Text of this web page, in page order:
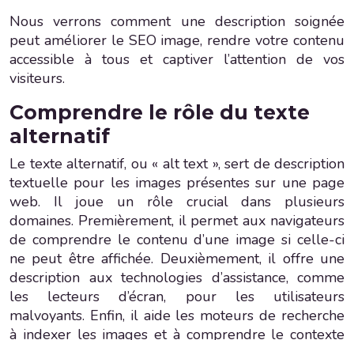
Nous verrons comment une description soignée
peut améliorer le SEO image, rendre votre contenu
accessible à tous et captiver l’attention de vos
visiteurs.
Comprendre le rôle du texte
alternatif
Le texte alternatif, ou « alt text », sert de description
textuelle pour les images présentes sur une page
web. Il joue un rôle crucial dans plusieurs
domaines. Premièrement, il permet aux navigateurs
de comprendre le contenu d’une image si celle-ci
ne peut être affichée. Deuxièmement, il offre une
description aux technologies d’assistance, comme
les lecteurs d’écran, pour les utilisateurs
malvoyants. Enfin, il aide les moteurs de recherche
à indexer les images et à comprendre le contexte